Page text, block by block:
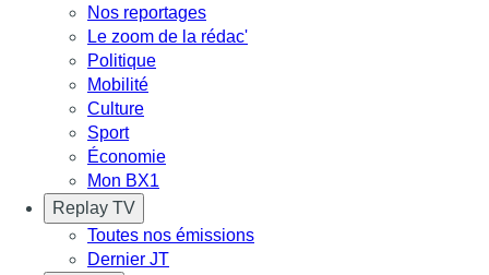
Nos reportages
Le zoom de la rédac'
Politique
Mobilité
Culture
Sport
Économie
Mon BX1
Replay TV
Toutes nos émissions
Dernier JT